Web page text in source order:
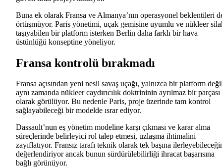
Buna ek olarak Fransa ve Almanya’nın operasyonel beklentileri
örtüşmüyor. Paris yönetimi, uçak gemisine uyumlu ve nükleer
taşıyabilen bir platform isterken Berlin daha farklı bir hava
üstünlüğü konseptine yöneliyor.
Fransa kontrolü bırakmadı
Fransa açısından yeni nesil savaş uçağı, yalnızca bir platform
aynı zamanda nükleer caydırıcılık doktrininin ayrılmaz bir parçası
olarak görülüyor. Bu nedenle Paris, proje üzerinde tam kontrol
sağlayabileceği bir modelde ısrar ediyor.
Dassault’nun eş yönetim modeline karşı çıkması ve karar alma
süreçlerinde belirleyici rol talep etmesi, uzlaşma ihtimalini
zayıflatıyor. Fransız tarafı teknik olarak tek başına
değerlendiriyor ancak bunun sürdürülebilirliği ihracat başarısına
bağlı görünüyor.